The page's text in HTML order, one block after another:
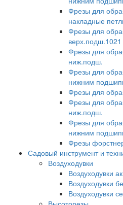
Фрезы для
накладные
Фрезы для
верх.подш.1021
Фрезы для
ниж.подш.
Фрезы для
нижним
Фрезы для
Фрезы для
ниж.подш.
Фрезы для
нижним
Фрезы
Садовый инструмент и
Воздуходувки
Воздуходувки
Воздуходувки
Воздуходувки